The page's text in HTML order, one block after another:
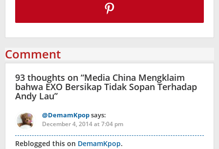
Comment
93 thoughts on “Media China Mengklaim
bahwa EXO Bersikap Tidak Sopan Terhadap
Andy Lau”
@DemamKpopsays:
December 4, 2014 at 7:04 pm
Reblogged this on DemamKpop.